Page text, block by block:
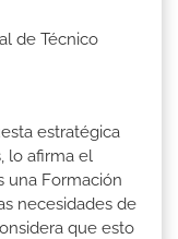
de Técnico
estratégica
lo afirma el
una Formación
necesidades de
que esto